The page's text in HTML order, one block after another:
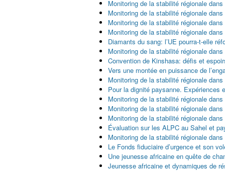
Monitoring de la stabilité régionale
Monitoring de la stabilité régionale
Monitoring de la stabilité régionale
Monitoring de la stabilité régionale
Diamants du sang: l’UE pourra-t-elle
Monitoring de la stabilité régionale
Convention de Kinshasa: défis et
Vers une montée en puissance de
Monitoring de la stabilité régionale
Pour la dignité paysanne. Expériences
Monitoring de la stabilité régionale
Monitoring de la stabilité régionale
Monitoring de la stabilité régionale
Évaluation sur les ALPC au Sahel et
Monitoring de la stabilité régionale
Le Fonds fiduciaire d’urgence et son
Une jeunesse africaine en quête de
Jeunesse africaine et dynamiques de